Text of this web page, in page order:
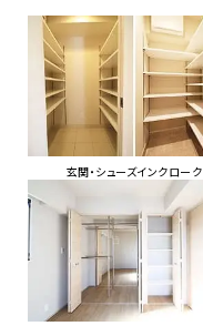
玄関・シューズインクローク